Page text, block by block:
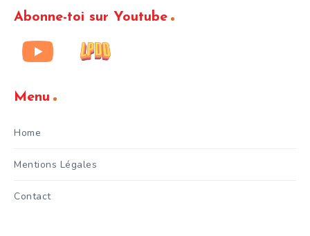
Abonne-toi sur Youtube
Menu
Home
Mentions Légales
Contact